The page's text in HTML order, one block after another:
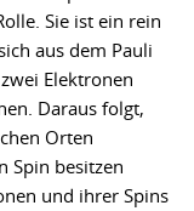
Sie ist ein rein
aus dem Pauli
Elektronen
Daraus folgt,
Orten
Spin besitzen
und ihrer Spins